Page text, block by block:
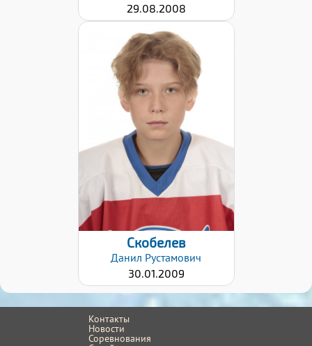
29.08.2008
Хват клюшки:
Левый
Дата заявки:
02.02.2021
Скобелев
Данил Рустамович
30.01.2009
Контакты
Новости
Соревнования